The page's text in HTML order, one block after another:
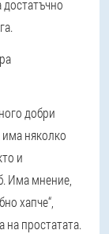
достатъчно
добри
няколко
и
Има мнение,
хапче“,
простатата.